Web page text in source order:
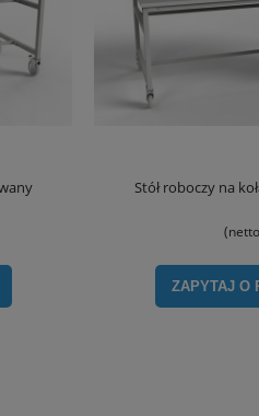
Stół roboczy na
ZAPYTAJ O